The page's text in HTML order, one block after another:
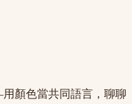
顏色當共同語言，聊聊